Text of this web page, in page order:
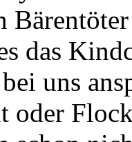
das
uns
oder